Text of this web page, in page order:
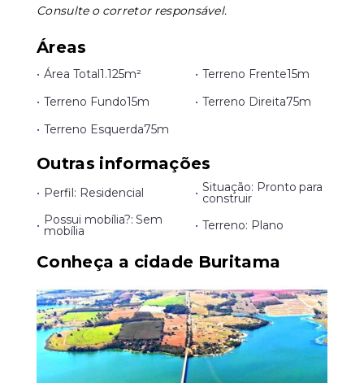
Consulte o corretor responsável.
Áreas
• Área Total1.125m² • Terreno Frente15m
• Terreno Fundo15m • Terreno Direita75m
• Terreno Esquerda75m
Outras informações
• Perfil: Residencial • Situação: Pronto para
construir
• Possui mobília?: Sem
mobília • Terreno: Plano
Conheça a cidade Buritama